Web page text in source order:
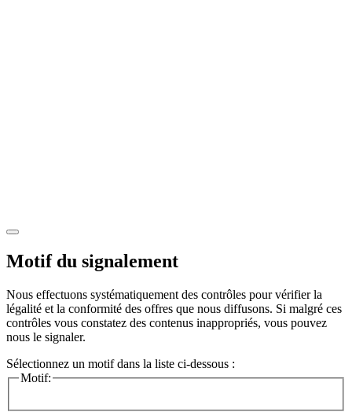
Motif du signalement
Nous effectuons systématiquement des contrôles pour vérifier la
légalité et la conformité des offres que nous diffusons. Si malgré ces
contrôles vous constatez des contenus inappropriés, vous pouvez
nous le signaler.
Sélectionnez un motif dans la liste ci-dessous :
Motif: